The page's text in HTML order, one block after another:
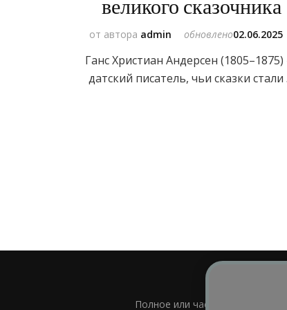
от автора admin обновлено02.06.2025
Ганс Христиан Андерсен
датский писатель, чьи сказки стали
Полное или частичное